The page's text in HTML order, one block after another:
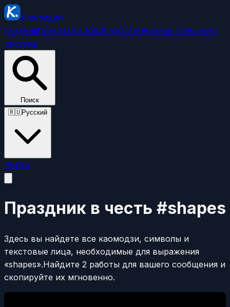
Kaomoji.diy
ГлавнаяГенератор ASCII-артаГенератор точечного
рисунка
Поиск
🇷🇺Русский
Войти
Праздник в честь #shapes
Здесь вы найдете все каомодзи, символы и
текстовые лица, необходимые для выражения
«shapes».Найдите 2 работы для вашего сообщения и
скопируйте их мгновенно.